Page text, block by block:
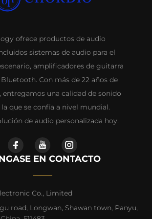
ofrece productos de audio
sistemas de audio para el
amplificadores de guitarra
Con más de 22 años de
entregamos una calidad de sonido
que se confía a nivel mundial.
de audio personalizada hoy.
EN CONTACTO
Co., Limited
road, Longwan, Shawan town, Panyu,